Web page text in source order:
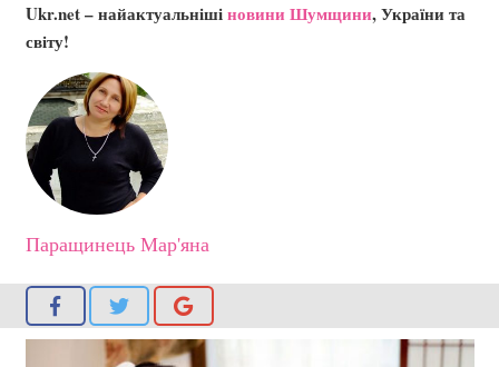
Ukr.net – найактуальнішіновини Шумщини, України та
світу!
Паращинець Мар'яна